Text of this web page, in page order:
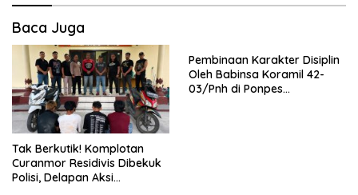
Baca Juga
Tak Berkutik! Komplotan
Curanmor Residivis Dibekuk
Polisi, Delapan Aksi
Pembinaan Karakter Disiplin
Oleh Babinsa Koramil 42-
03/Pnh di Ponpes